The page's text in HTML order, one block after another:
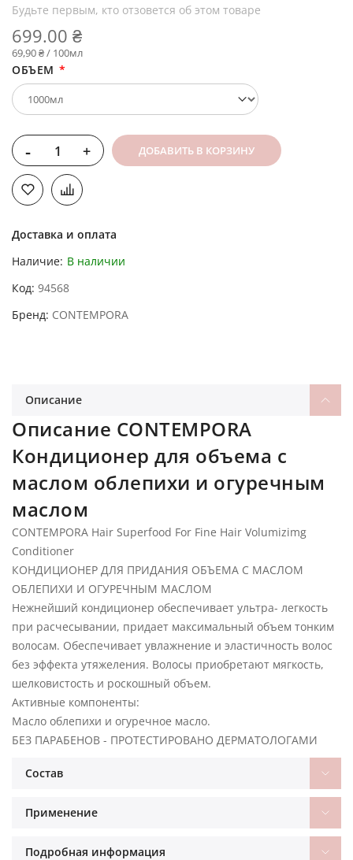
Будьте первым, кто отзовется об этом товаре
699.00 ₴
69,90 ₴ / 100мл
ОБЪЕМ
- + ДОБАВИТЬ В КОРЗИНУ
Доставка и оплата
Наличие: В наличии
Код 94568
Бренд CONTEMPORA
Описание
Описание CONTEMPORA
Кондиционер для объема с
маслом облепихи и огуречным
маслом
CONTEMPORA Hair Superfood For Fine Hair Volumizimg
Conditioner
КОНДИЦИОНЕР ДЛЯ ПРИДАНИЯ ОБЪЕМА С МАСЛОМ
ОБЛЕПИХИ И ОГУРЕЧНЫМ МАСЛОМ
Нежнейший кондиционер обеспечивает ультра- легкость
при расчесывании, придает максимальный объем тонким
волосам. Обеспечивает увлажнение и эластичность волос
без эффекта утяжеления. Волосы приобретают мягкость,
шелковистость и роскошный объем.
Активные компоненты:
Масло облепихи и огуречное масло.
БЕЗ ПАРАБЕНОВ - ПРОТЕСТИРОВАНО ДЕРМАТОЛОГАМИ
Состав
Применение
Подробная информация